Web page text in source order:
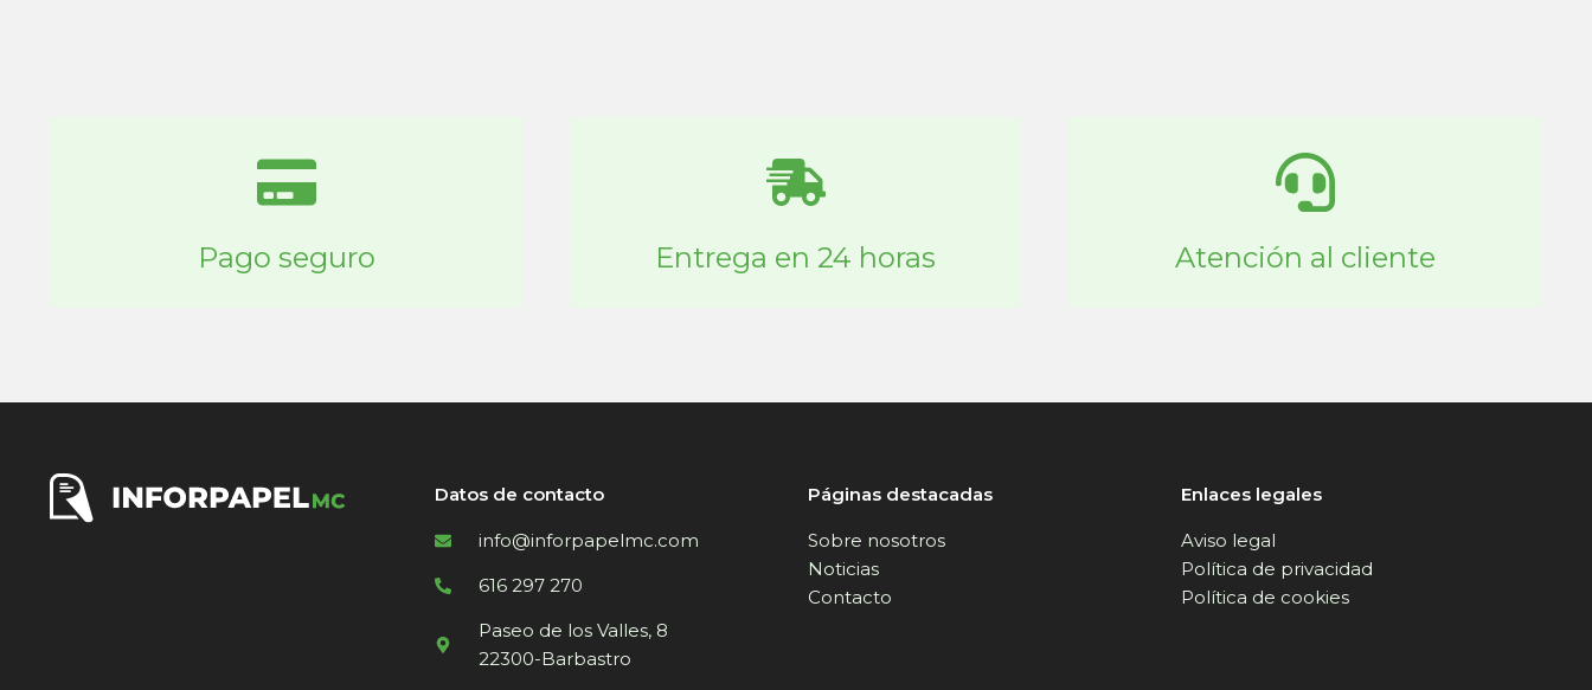
Pago seguro Entrega en 24 horas Atención al cliente
Datos de contacto
info@inforpapelmc.com
616 297 270
Paseo de los Valles, 8
22300-Barbastro
Páginas destacadas
Sobre nosotros
Noticias
Contacto
Enlaces legales
Aviso legal
Política de privacidad
Política de cookies